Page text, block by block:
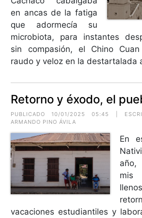
en ancas de la fatiga
que adormecía su
microbiota, para instantes
sin compasión, el Chino
raudo y veloz en la destartalada
Retorno y éxodo, el
PUBLICADO 10/01/2025 05:45 |
ARMANDO PINO ÁVILA
En
mis
vacaciones estudiantiles y